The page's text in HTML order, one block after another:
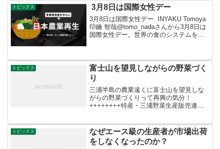
があるのに情報発信ができていません。
残念ですね。
トピックス 3月8日は国際女性デー
3月8日は国際女性デー INYAKU Tomoya
印鑰 智哉@tomo_nadaさんから3月8日は
国際女性デー。世界の食のシステムを変
の日本、本当に何も変わらない。...
トピックス
富士山を望見しながらの野菜づく
り
三浦半島の農業遠くに富士山を望見しな
がらの野菜づくりって再興の気分！
++++++++特産・三浦野菜生産販売連合‏
吹いていますが、晴天です。キャベツの
定植後、...
トピックス
なぜエース級の生産者が市場出荷
をしなくなったのか？